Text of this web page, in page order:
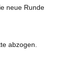
neue Runde
abzogen.